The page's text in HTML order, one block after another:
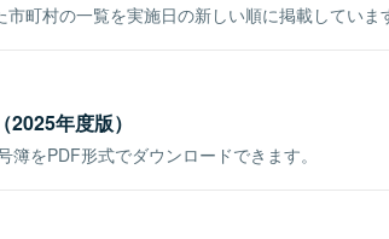
町村の一覧を実施日の新しい順に掲載していま
年度版）
簿をPDF形式でダウンロードできます。